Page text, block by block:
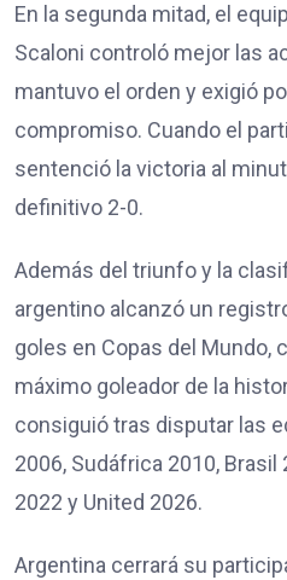
En la segunda mitad, el
Scaloni controló mejor las
mantuvo el orden y exigió
compromiso. Cuando el
sentenció la victoria al
definitivo 2-0.
Además del triunfo y la
argentino alcanzó un
goles en Copas del Mundo,
máximo goleador de la
consiguió tras disputar las
2006, Sudáfrica 2010, Brasil
2022 y United 2026.
Argentina cerrará su